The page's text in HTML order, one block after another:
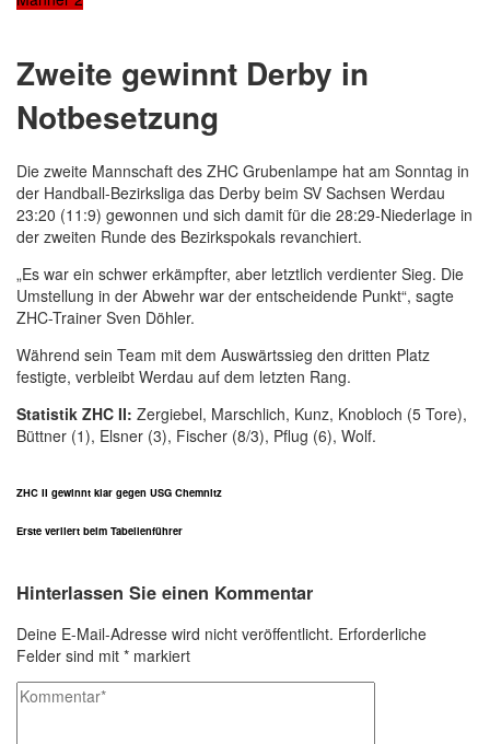
Zweite gewinnt Derby in
Notbesetzung
Die zweite Mannschaft des ZHC Grubenlampe hat am Sonntag in
der Handball-Bezirksliga das Derby beim SV Sachsen Werdau
23:20 (11:9) gewonnen und sich damit für die 28:29-Niederlage in
der zweiten Runde des Bezirkspokals revanchiert.
„Es war ein schwer erkämpfter, aber letztlich verdienter Sieg. Die
Umstellung in der Abwehr war der entscheidende Punkt“, sagte
ZHC-Trainer Sven Döhler.
Während sein Team mit dem Auswärtssieg den dritten Platz
festigte, verbleibt Werdau auf dem letzten Rang.
Statistik ZHC II: Zergiebel, Marschlich, Kunz, Knobloch (5 Tore),
Büttner (1), Elsner (3), Fischer (8/3), Pflug (6), Wolf.
ZHC II gewinnt klar gegen USG Chemnitz
Erste verliert beim Tabellenführer
Hinterlassen Sie einen Kommentar
Deine E-Mail-Adresse wird nicht veröffentlicht. Erforderliche
Felder sind mit * markiert